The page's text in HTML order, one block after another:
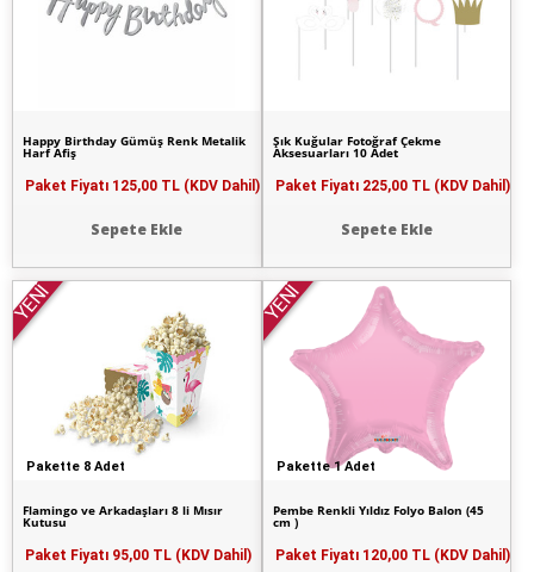
Happy Birthday Gümüş Renk Metalik
Harf Afiş
Paket Fiyatı 125,00 TL (KDV Dahil)
Sepete Ekle
Şık Kuğular Fotoğraf Çekme
Aksesuarları 10 Adet
Paket Fiyatı 225,00 TL (KDV Dahil)
Sepete Ekle
Pakette 8 Adet
YENİ
Flamingo ve Arkadaşları 8 li Mısır
Kutusu
Paket Fiyatı 95,00 TL (KDV Dahil)
Pakette 1 Adet
YENİ
Pembe Renkli Yıldız Folyo Balon (45
cm )
Paket Fiyatı 120,00 TL (KDV Dahil)